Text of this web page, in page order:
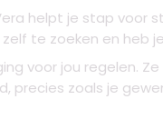
helpt je stap voor
te zoeken en heb
voor jou regelen.
precies zoals je